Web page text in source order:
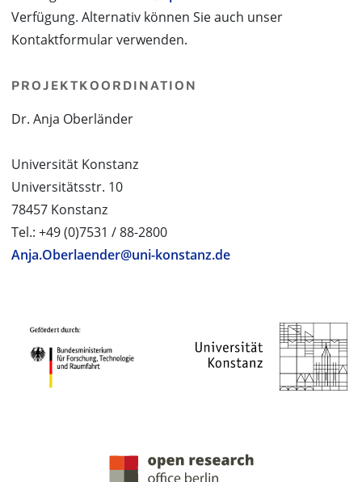
Verfügung. Alternativ können Sie auch unser
Kontaktformular verwenden.
PROJEKTKOORDINATION
Dr. Anja Oberländer
Universität Konstanz
Universitätsstr. 10
78457 Konstanz
Tel.: +49 (0)7531 / 88-2800
Anja.Oberlaender@uni-konstanz.de